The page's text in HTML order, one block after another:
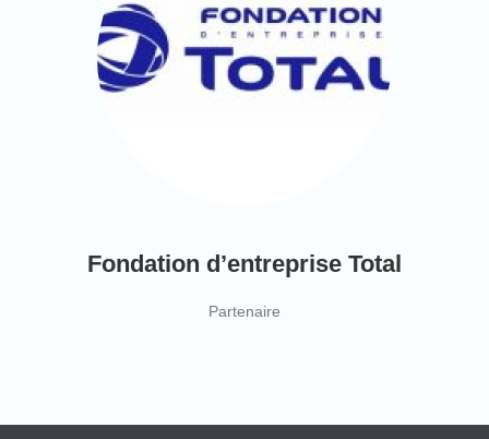
Fondation d’entreprise Total
Partenaire